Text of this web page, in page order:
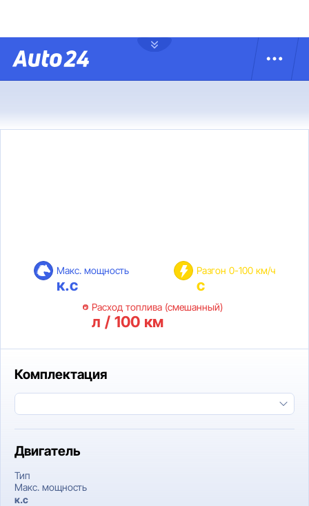
Макс. мощность
к.с
Разгон 0-100 км/ч
с
Расход топлива (смешанный)
л / 100 км
Комплектация
Двигатель
Тип
Макс. мощность
к.c